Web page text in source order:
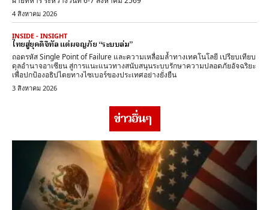
4 สิงหาคม 2026
INSIDE - INSIGHT
ไทยสู่ยุคดิจิทัล แต่ผจญภัย “ระบบล่ม”
ถอดรหัส Single Point of Failure และความเหลื่อมล้ำทางเทคโนโลยี เปรียบเทียบ
ดุลอำนาจอาเซียน สู่การแนะแนวทางสนับสนุนระบบรักษาความปลอดภัยอัจฉริยะ
เพื่อปกป้องอธิปไตยทางไซเบอร์ของประเทศอย่างยั่งยืน
3 สิงหาคม 2026
ข่าวอื่นๆ